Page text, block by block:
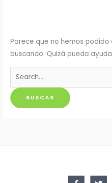
Parece que no hemos
buscando. Quizá pueda
Buscar
por: